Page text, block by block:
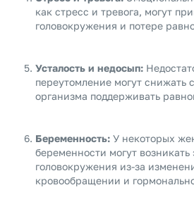
как стресс и тревога, могут
головокружения и потере
Усталость и недосып:
переутомление могут снижать
организма поддерживать
Беременность: У некоторых
беременности могут возникать
головокружения из-за
кровообращении и